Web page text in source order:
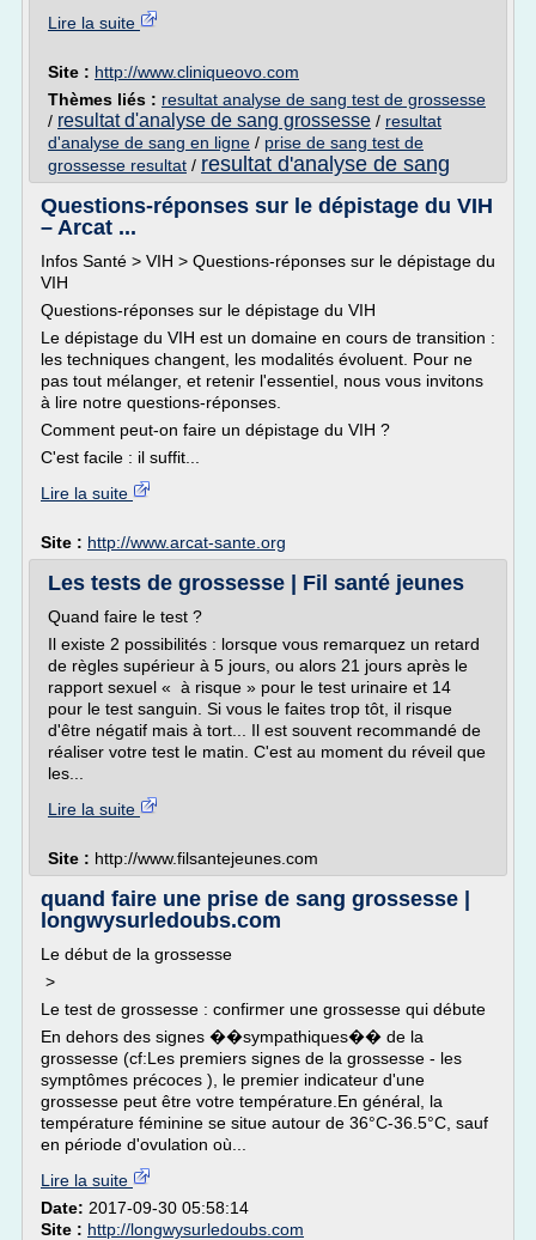
Lire la suite
Site : http://www.cliniqueovo.com
Thèmes liés : resultat analyse de sang test de grossesse
/ resultat d'analyse de sang grossesse / resultat
d'analyse de sang en ligne / prise de sang test de
grossesse resultat / resultat d'analyse de sang
Questions-réponses sur le dépistage du VIH
– Arcat ...
Infos Santé > VIH > Questions-réponses sur le dépistage du
VIH
Questions-réponses sur le dépistage du VIH
Le dépistage du VIH est un domaine en cours de transition :
les techniques changent, les modalités évoluent. Pour ne
pas tout mélanger, et retenir l'essentiel, nous vous invitons
à lire notre questions-réponses.
Comment peut-on faire un dépistage du VIH ?
C'est facile : il suffit...
Lire la suite
Site : http://www.arcat-sante.org
Les tests de grossesse | Fil santé jeunes
Quand faire le test ?
Il existe 2 possibilités : lorsque vous remarquez un retard
de règles supérieur à 5 jours, ou alors 21 jours après le
rapport sexuel « à risque » pour le test urinaire et 14
pour le test sanguin. Si vous le faites trop tôt, il risque
d'être négatif mais à tort... Il est souvent recommandé de
réaliser votre test le matin. C'est au moment du réveil que
les...
Lire la suite
Site : http://www.filsantejeunes.com
quand faire une prise de sang grossesse |
longwysurledoubs.com
Le début de la grossesse
>
Le test de grossesse : confirmer une grossesse qui débute
En dehors des signes ��sympathiques�� de la
grossesse (cf:Les premiers signes de la grossesse - les
symptômes précoces ), le premier indicateur d'une
grossesse peut être votre température.En général, la
température féminine se situe autour de 36°C-36.5°C, sauf
en période d'ovulation où...
Lire la suite
Date: 2017-09-30 05:58:14
Site : http://longwysurledoubs.com